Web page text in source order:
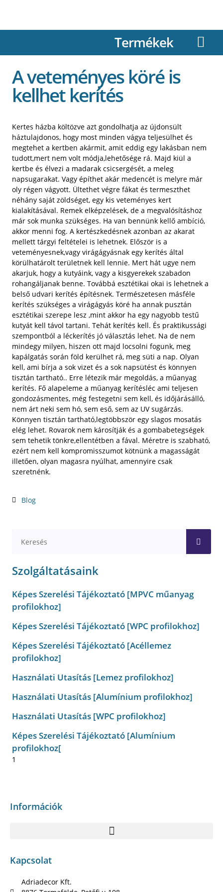
Termékek
A veteményes köré is
kellhet kerítés
Kertes házba költözve azt gondolhatja az újdonsült
háztulajdonos, hogy most minden vágya teljesülhet és
megtehet a kertben akármit, amit eddig egy lakásban nem
tudott,mert nem volt módja,lehetősége rá. Majd kiül a
kertbe és élvezi a madarak csicsergését, a meleg
napsugarakat. Vagy építhet akár medencét is melyre már
oly régen vágyott. Ültethet végre fákat és termeszthet
néhány saját zöldséget, egy kis veteményes kert
kialakításával. Remek elképzelések, de a megvalósításhoz
már sok munka szükséges. Ha van bennünk kellő ambíció,
akkor menni fog. A kertészkedésnek azonban az akarat
mellett tárgyi feltételei is lehetnek. Először is a
veteményesnek,vagy virágágyásnak egy kerítés által
körülhatárolt területnek kell lennie. Mert hát ugye nem
akarjuk, hogy a kutyáink, vagy a kisgyerekek szabadon
rohangáljanak benne. Továbbá esztétikai okai is lehetnek a
belső udvari kerítés építésnek. Természetesen másféle
kerítés szükséges a virágágyás köré ha annak pusztán
esztétikai szerepe lesz ,mint akkor ha egy nagyobb testű
kutyát kell távol tartani. Tehát kerítés kell. És praktikussági
szempontból a léckerítés jó választás lehet. Na de nem
mindegy milyen, hiszen ott majd locsolni fogunk, meg
kapálgatás során föld kerülhet rá, meg süti a nap. Olyan
kell, ami bírja a sok vizet és a sok napsütést és könnyen
tisztán tartható.. Erre létezik már megoldás, a műanyag
kerítés. Fő alapeleme a műanyag kerítésléc ami teljesen
gondozásmentes, még festegetni sem kell, és időjárásálló,
nem árt neki sem hó, sem eső, sem az UV sugárzás.
Könnyen tisztán tartható,legtöbbször egy slagos mosatás
elég lehet. Rovarok nem károsítják és a gombabetegségek
sem tehetik tönkre,ellentétben a fával. Méretre is szabható,
ezért nem kell kompromisszumot kötnünk a magasságát
illetően, olyan magasra nyúlhat, amennyire csak
szeretnénk.
Blog
Szolgáltatásaink
Képes Szerelési Tájékoztató [MPVC műanyag
profilokhoz]
Képes Szerelési Tájékoztató [WPC profilokhoz]
Képes Szerelési Tájékoztató [Acéllemez
profilokhoz]
Használati Utasítás [Lemez profilokhoz]
Használati Utasítás [Alumínium profilokhoz]
Használati Utasítás [WPC profilokhoz]
Képes Szerelési Tájékoztató [Alumínium
profilokhoz[
Információk
Kapcsolat
Adriadecor Kft.